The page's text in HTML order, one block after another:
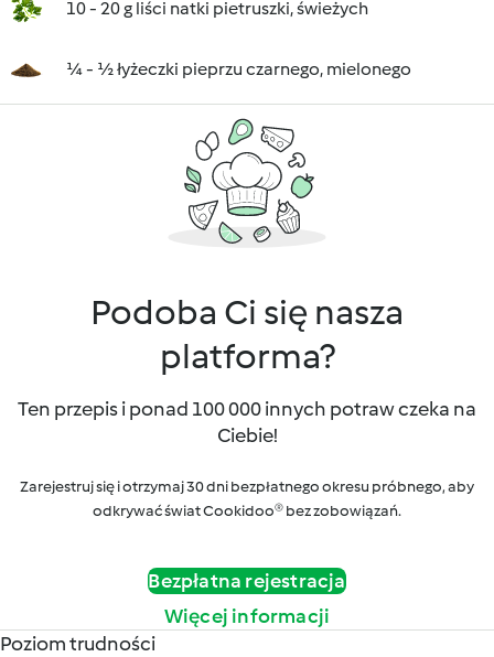
10 - 20 g liści natki pietruszki, świeżych
¼ - ½ łyżeczki pieprzu czarnego, mielonego
Podoba Ci się nasza
platforma?
Ten przepis i ponad 100 000 innych potraw czeka na
Ciebie!
Zarejestruj się i otrzymaj 30 dni bezpłatnego okresu próbnego, aby
odkrywać świat Cookidoo® bez zobowiązań.
Bezpłatna rejestracja
Więcej informacji
Poziom trudności